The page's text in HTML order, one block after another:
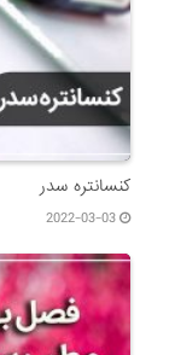
کنسانتره سدر
2022-03-03